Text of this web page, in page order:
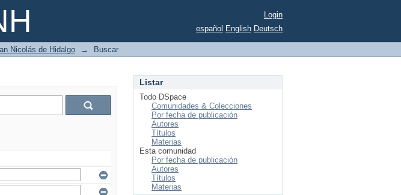
Login
español English Deutsch
Nicolás de Hidalgo → Buscar
Listar
Todo DSpace
Comunidades & Colecciones
Por fecha de publicación
Autores
Títulos
Materias
Esta comunidad
Por fecha de publicación
Autores
Títulos
Materias